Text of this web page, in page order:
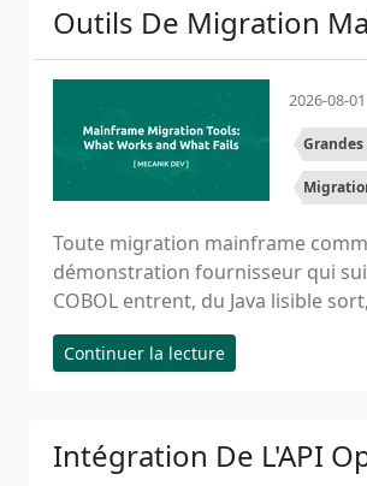
Outils De Migration
2026-08-01
Toute migration mainframe
démonstration fournisseur qui
COBOL entrent, du Java lisible
Continuer la lecture
Intégration De L'API